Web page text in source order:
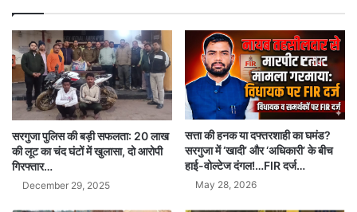
सरगुजा पुलिस की बड़ी सफलता: 20 लाख
की लूट का चंद घंटों में खुलासा, दो आरोपी
गिरफ्तार…
December 29, 2025
सत्ता की हनक या दफ्तरशाही का घमंड?
सरगुजा में ‘खादी’ और ‘अधिकारी’ के बीच
हाई-वोल्टेज दंगल!…FIR दर्ज…
May 28, 2026